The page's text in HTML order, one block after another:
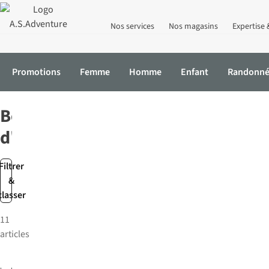
Nos services Nos magasins Expertise
Promotions Femme Homme Enfant
&
Bouchons
d'oreilles
11
articles